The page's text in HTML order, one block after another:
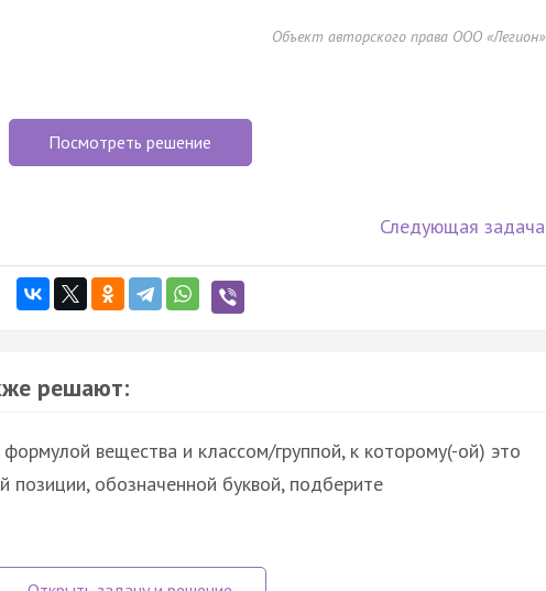
Объект авторского права ООО «Легион»
Посмотреть решение
Следующая задача
решают:
вещества и классом/группой, к которому(-ой) это
обозначенной буквой, подберите